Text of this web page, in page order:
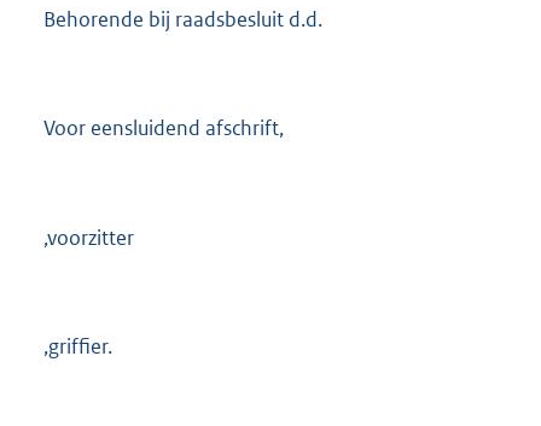
Behorende bij raadsbesluit d.d.
Voor eensluidend afschrift,
,voorzitter
,griffier.